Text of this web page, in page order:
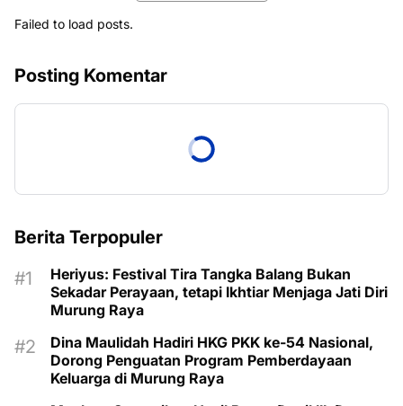
Failed to load posts.
Posting Komentar
Berita Terpopuler
Heriyus: Festival Tira Tangka Balang Bukan
Sekadar Perayaan, tetapi Ikhtiar Menjaga Jati Diri
Murung Raya
Dina Maulidah Hadiri HKG PKK ke-54 Nasional,
Dorong Penguatan Program Pemberdayaan
Keluarga di Murung Raya